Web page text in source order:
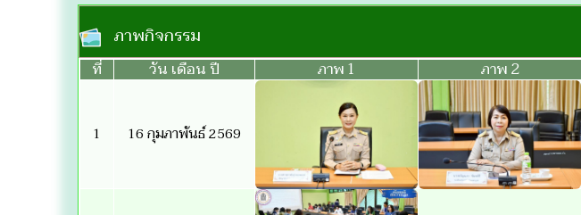
ภาพกิจกรรม
ที่ วัน เดือน ปี ภาพ 1 ภาพ 2
1 16 กุมภาพันธ์ 2569